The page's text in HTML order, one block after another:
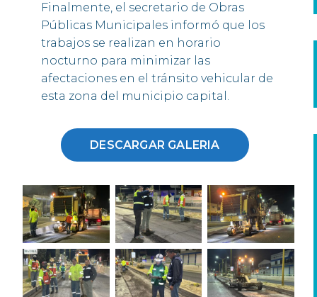
Finalmente, el secretario de Obras
Públicas Municipales informó que los
trabajos se realizan en horario
nocturno para minimizar las
afectaciones en el tránsito vehicular de
esta zona del municipio capital.
DESCARGAR GALERIA